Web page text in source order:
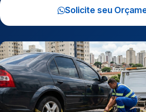
Solicite seu